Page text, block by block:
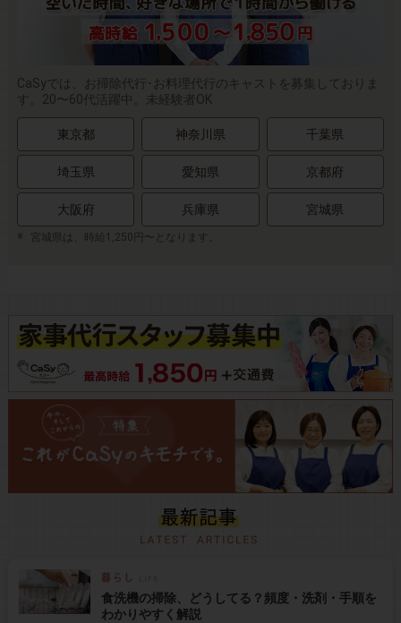
CaSyでは、お掃除代行･お料理代行のキャストを募集しておりま
す。20〜60代活躍中。未経験者OK
東京都 神奈川県 千葉県
埼玉県 愛知県 京都府
大阪府 兵庫県 宮城県
宮城県は、時給1,250円〜となります。
食洗機の掃除、どうしてる？頻度・洗剤・手順を
わかりやすく解説